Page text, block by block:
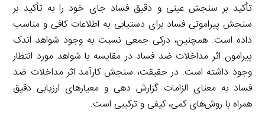
تأکید بر سنجش عینی و دقیق فساد جای خود را به تأکید بر
سنجش پیرامونی فساد برای دستیابی به اطلاعات کافی و مناسب
داده است. همچنین، درکی جمعی نسبت به وجود شواهد اندک
پیرامون اثر مداخلات ضد فساد در مقایسه با شواهد مورد انتظار
وجود داشته است. در حقیقت، سنجش کارآمد اثر مداخلات ضد
فساد به معنای الزامات گزارش دهی و معیارهای ارزیابی دقیق
همراه با روش‌های کمی، کیفی و ترکیبی است.